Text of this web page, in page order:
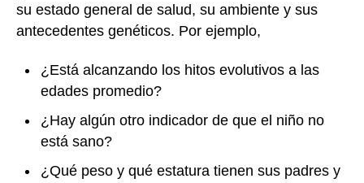
su estado general de salud, su ambiente y sus
antecedentes genéticos. Por ejemplo,
¿Está alcanzando los hitos evolutivos a las
edades promedio?
¿Hay algún otro indicador de que el niño no
está sano?
¿Qué peso y qué estatura tienen sus padres y